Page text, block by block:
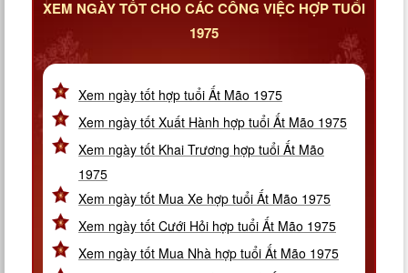
XEM NGÀY TỐT CHO CÁC CÔNG VIỆC HỢP TUỔI
1975
Xem ngày tốt hợp tuổi Ất Mão 1975
Xem ngày tốt Xuất Hành hợp tuổi Ất Mão 1975
Xem ngày tốt Khai Trương hợp tuổi Ất Mão
1975
Xem ngày tốt Mua Xe hợp tuổi Ất Mão 1975
Xem ngày tốt Cưới Hỏi hợp tuổi Ất Mão 1975
Xem ngày tốt Mua Nhà hợp tuổi Ất Mão 1975